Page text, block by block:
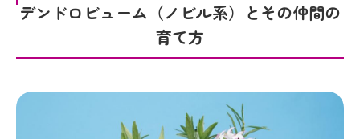
デンドロビューム（ノビル系）とその仲間の
育て方